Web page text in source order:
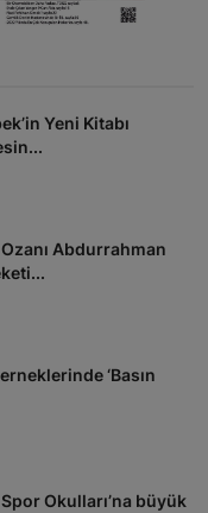
Yeni Kitabı
Abdurrahman
‘Basın
Spor Okulları’na büyük